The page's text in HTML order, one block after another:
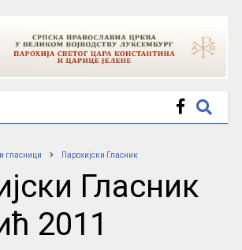
гласници Парохијски Гласник
Гласник
2011